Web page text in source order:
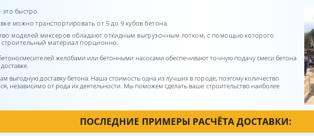
это быстро.
можно транспортировать от 5 до 9 кубов бетона.
моделей миксеров обладают откидным выгрузочным лотком, с помощью которого
материал порционно.
желобами или бетонными насосами обеспечивают точную подачу смеси бетона
выгодную доставку бетона. Наша стоимость одна из лучших в городе, поэтому количество
независимо от рода их деятельности. Мы поможем сделать ваше строительство наиболее
ПОСЛЕДНИЕ ПРИМЕРЫ РАСЧЁТА ДОСТАВКИ: